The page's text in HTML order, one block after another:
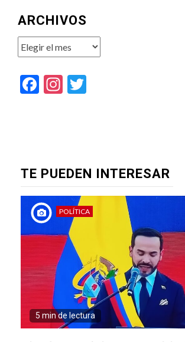
ARCHIVOS
Archivos
Facebook
Instagram
TE PUEDEN INTERESAR
POLÍTICA
5 min de lectura